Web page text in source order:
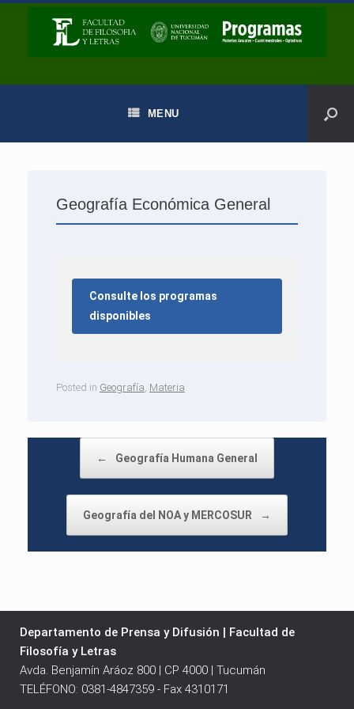
MENU
Geografía Económica General
Consulte los programas
disponibles
Posted in Geografía Materia
← Geografía Humana General
Geografía del NOA y MERCOSUR →
Departamento de Prensa y Difusión | Facultad de
Filosofía y Letras
Avda. Benjamín Aráoz 800 | CP 4000 | Tucumán
TELÉFONO: 0381-4847359 - Fax 4310171